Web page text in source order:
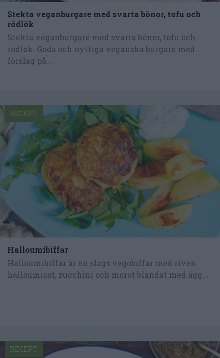
Stekta veganburgare med svarta bönor, tofu och
rödlök
Stekta veganburgare med svarta bönor, tofu och
rödlök. Goda och nyttiga veganska burgare med
förslag på...
Halloumibiffar
Halloumibiffar är en slags vegobiffar med riven
halloumiost, zucchini och morot blandat med ägg...
RECEPT
RECEPT